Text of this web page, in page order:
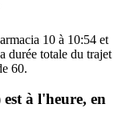
10 à 10:54 et
durée totale du trajet
60.
à l'heure, en